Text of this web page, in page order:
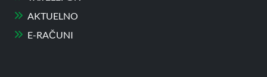
AKTUELNO
E-RAČUNI